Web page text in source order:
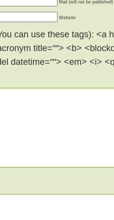
Mail (will not be published)
Website
can use these tags): <a
title=""> <b>
datetime=""> <em> <i>